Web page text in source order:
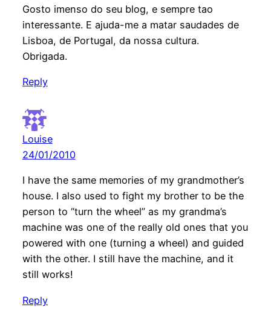
Gosto imenso do seu blog, e sempre tao
interessante. E ajuda-me a matar saudades de
Lisboa, de Portugal, da nossa cultura.
Obrigada.
Reply
Louise
24/01/2010
I have the same memories of my grandmother’s
house. I also used to fight my brother to be the
person to “turn the wheel” as my grandma’s
machine was one of the really old ones that you
powered with one (turning a wheel) and guided
with the other. I still have the machine, and it
still works!
Reply